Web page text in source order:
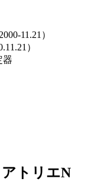
11.21）
）
器
トリエN